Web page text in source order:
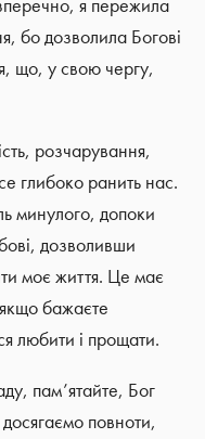
я пережила
бо дозволила Богові
що, у свою чергу,
розчарування,
глибоко ранить нас.
минулого, допоки
дозволивши
моє життя. Це має
бажаєте
любити і прощати.
пам’ятайте, Бог
повноти,